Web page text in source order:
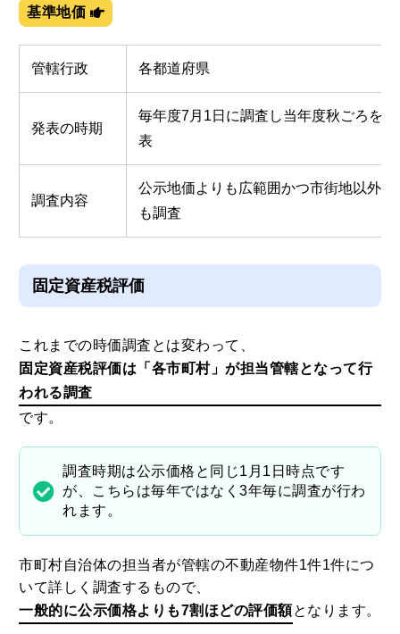
基準地価
管轄行政 各都道府県
発表の時期
毎年度7月1日に調査し当年度秋ごろを
表
調査内容
公示地価よりも広範囲かつ市街地以外の
も調査
固定資産税評価
これまでの時価調査とは変わって、
固定資産税評価は「各市町村」が担当管轄となって行
われる調査
です。
調査時期は公示価格と同じ1月1日時点です
が、こちらは毎年ではなく3年毎に調査が行わ
れます。
市町村自治体の担当者が管轄の不動産物件1件1件につ
いて詳しく調査するもので、
一般的に公示価格よりも7割ほどの評価額となります。